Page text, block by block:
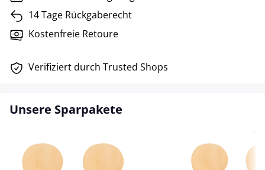
14 Tage Rückgaberecht
Kostenfreie Retoure
Verifiziert durch Trusted Shops
Unsere Sparpakete